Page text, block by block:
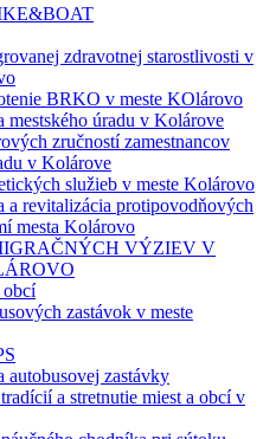
zdravotnej starostlivosti v
BRKO v meste KOlárovo
mestského úradu v Kolárove
zručností zamestnancov
v Kolárove
služieb v meste Kolárovo
a revitalizácia protipovodňových
mesta Kolárovo
VÝZIEV V
zastávok v meste
autobusovej zastávky
a stretnutie miest a obcí v